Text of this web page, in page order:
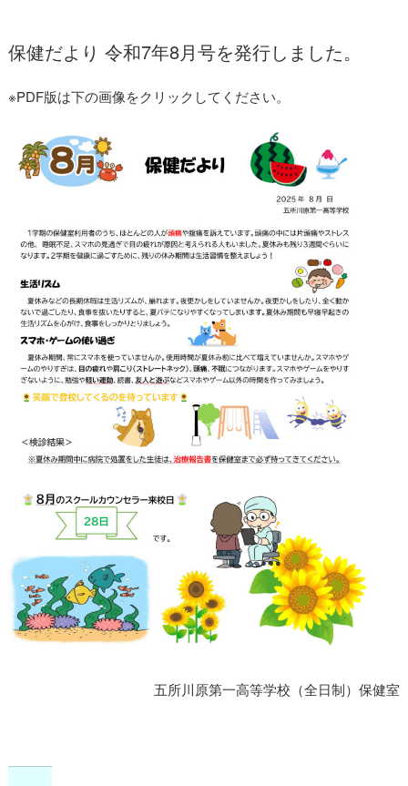
保健だより 令和7年8月号を発行しました。
※PDF版は下の画像をクリックしてください。
五所川原第一高等学校（全日制）保健室